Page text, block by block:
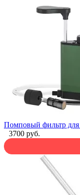
Помповый фильтр
3700 руб.